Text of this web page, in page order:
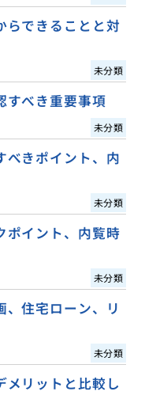
らできることと対
未分類
すべき重要事項
未分類
べきポイント、内
未分類
ポイント、内覧時
未分類
、住宅ローン、リ
未分類
メリットと比較し